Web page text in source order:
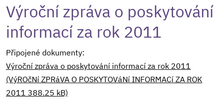
Výroční zpráva o poskytování
informací za rok 2011
Připojené dokumenty:
Výroční zpráva o poskytování informací za rok 2011
(VýROčNí ZPRáVA O POSKYTOVáNí INFORMACí ZA ROK
2011 388.25 kB)